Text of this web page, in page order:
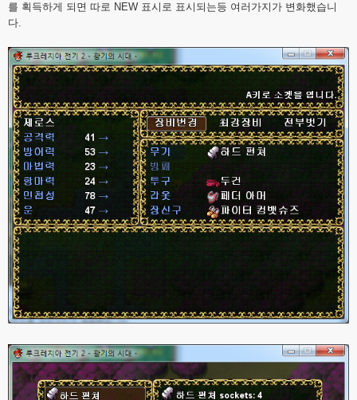
를 획득하게 되면 따로 NEW 표시로 표시되는등 여러가지가 변화했습니
다.